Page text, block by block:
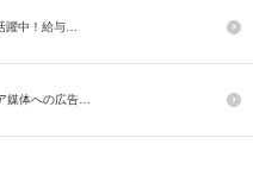
躍中！給与…
媒体への広告…